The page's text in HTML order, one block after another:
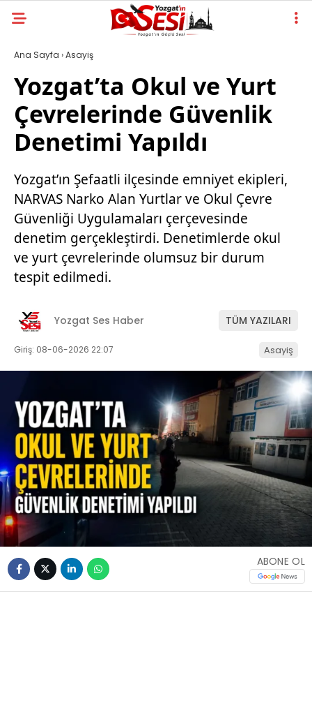
Ana Sayfa ›Asayiş
Yozgat’ta Okul ve Yurt
Çevrelerinde Güvenlik
Denetimi Yapıldı
Yozgat’ın Şefaatli ilçesinde emniyet ekipleri,
NARVAS Narko Alan Yurtlar ve Okul Çevre
Güvenliği Uygulamaları çerçevesinde
denetim gerçekleştirdi. Denetimlerde okul
ve yurt çevrelerinde olumsuz bir durum
tespit edilmedi.
Yozgat Ses Haber TÜM YAZILARI
Giriş: 08-06-2026 22:07 Asayiş
ABONE OL